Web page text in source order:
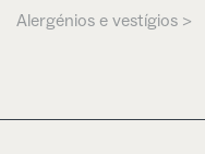
Alergénios e vestígios >